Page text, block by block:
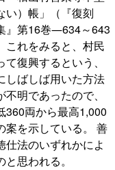
い）帳」（『復刻
第16巻―634～643
これをみると、村民
復興するという、
しばしば用いた方法
明であったので、
360両から最高1,000
案を示している。 善
仕法のいずれかによ
思われる。